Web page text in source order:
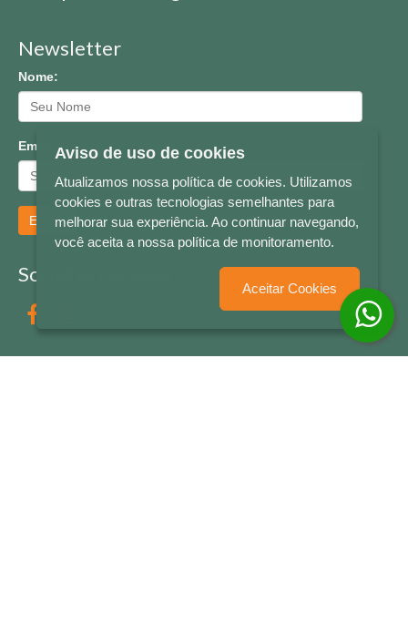
Newsletter
Nome:
Email:
Enviar
Socialize conosco
Aviso de uso de cookies
Atualizamos nossa política de cookies. Utilizamos
cookies e outras tecnologias semelhantes para
melhorar sua experiência. Ao continuar navegando,
você aceita a nossa política de monitoramento.
Aceitar Cookies